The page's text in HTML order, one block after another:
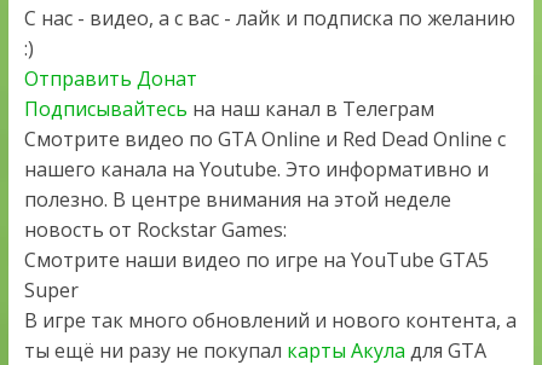
С нас - видео, а с вас - лайк и подписка по желанию
:)
Отправить Донат
Подписывайтесь на наш канал в Телеграм
Смотрите видео по GTA Online и Red Dead Online с
нашего канала на Youtube. Это информативно и
полезно. В центре внимания на этой неделе
новость от Rockstar Games:
Смотрите наши видео по игре на YouTube GTA5
Super
В игре так много обновлений и нового контента, а
ты ещё ни разу не покупал карты Акула для GTA